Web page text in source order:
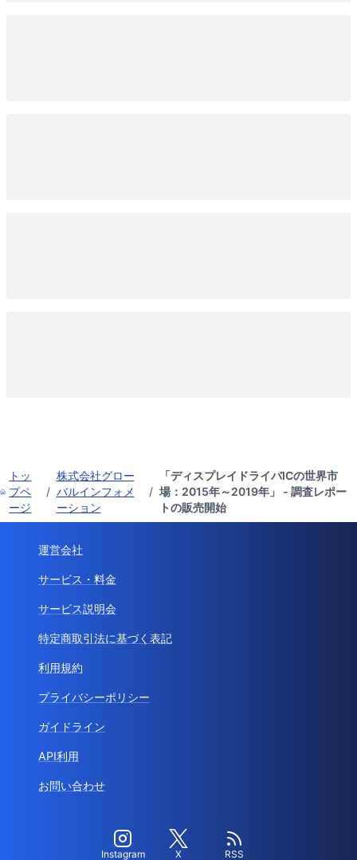
トッ
プペ
ージ
/
株式会社グロー
バルインフォメ
ーション
/
「ディスプレイドライバICの世界市
場：2015年～2019年」 - 調査レポー
トの販売開始
運営会社
サービス・料金
サービス説明会
特定商取引法に基づく表記
利用規約
プライバシーポリシー
ガイドライン
API利用
お問い合わせ
Instagram X RSS